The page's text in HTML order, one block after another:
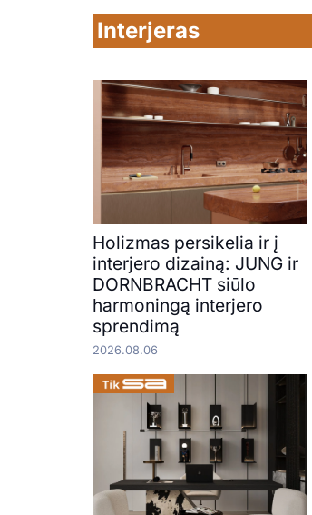
Interjeras
Holizmas persikelia ir į
interjero dizainą: JUNG ir
DORNBRACHT siūlo
harmoningą interjero
sprendimą
2026.08.06